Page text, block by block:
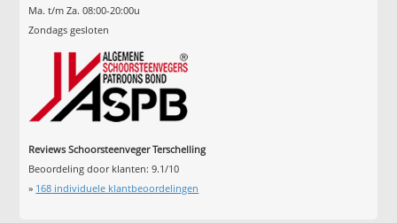
Ma. t/m Za. 08:00-20:00u
Zondags gesloten
Reviews Schoorsteenveger Terschelling
Beoordeling door klanten:9.1/10
» 168 individuele klantbeoordelingen